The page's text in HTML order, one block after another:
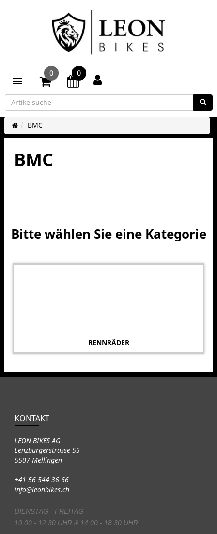
Toggle navigation
0 0
BMC
BMC
Bitte wählen Sie eine Kategorie
RENNRÄDER
KONTAKT
LEON BIKES AG
Lenzburgerstrasse 55
5507 Mellingen
+41 56 544 36 66
info@leonbikes.ch
DIENSTAG - FREITAG
10:00 - 12:30 UHR & 14:00 - 18:30 UHR